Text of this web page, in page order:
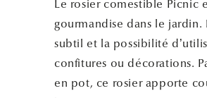
Le rosier comestible Picnic
gourmandise dans le jardin.
subtil et la possibilité
confitures ou décorations.
en pot, ce rosier apporte